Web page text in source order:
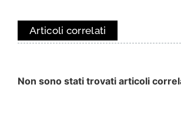
Articoli correlati
Non sono stati trovati articoli